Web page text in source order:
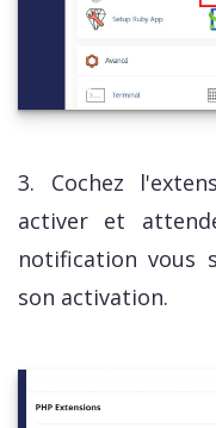
3. Cochez
activer et
notification vous
son activation.